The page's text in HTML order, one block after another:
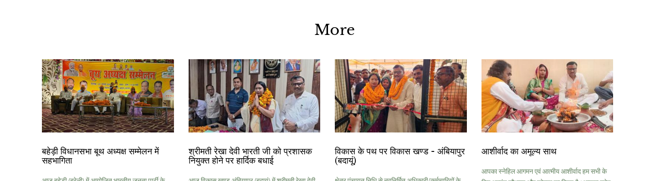
More
बहेड़ी विधानसभा बूथ अध्यक्ष सम्मेलन में
सहभागिता
श्रीमती रेखा देवी भारती जी को प्रशासक
नियुक्त होने पर हार्दिक बधाई
विकास के पथ पर विकास खण्ड - अंबियापुर
(बदायूं)
आशीर्वाद का अमूल्य साथ
आपका स्नेहिल आगमन एवं आत्मीय आशीर्वाद हम सभी के